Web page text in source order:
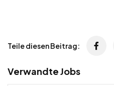
Teile diesen Beitrag:
Verwandte Jobs